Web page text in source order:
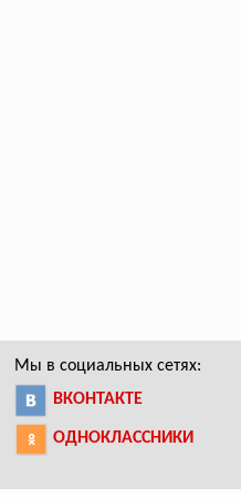
Мы в социальных сетях:
ВКОНТАКТЕ
ОДНОКЛАССНИКИ